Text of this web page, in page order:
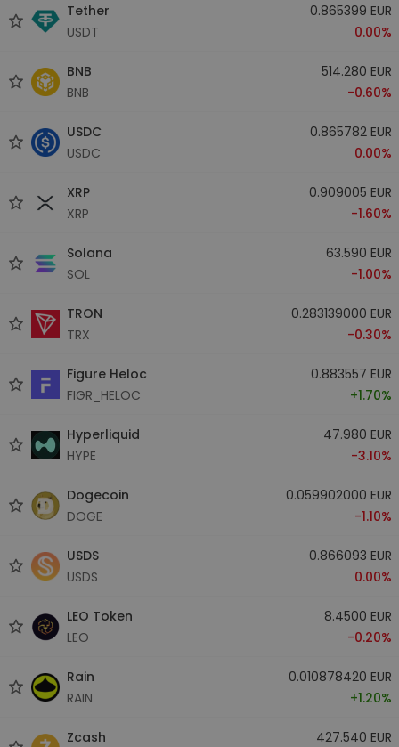
Tether
USDT
0.865399 EUR
0.00%
BNB
BNB
514.280 EUR
-0.60%
USDC
USDC
0.865782 EUR
0.00%
XRP
XRP
0.909005 EUR
-1.60%
Solana
SOL
63.590 EUR
-1.00%
TRON
TRX
0.283139000 EUR
-0.30%
Figure Heloc
FIGR_HELOC
0.883557 EUR
+1.70%
Hyperliquid
HYPE
47.980 EUR
-3.10%
Dogecoin
DOGE
0.059902000 EUR
-1.10%
USDS
USDS
0.866093 EUR
0.00%
LEO Token
LEO
8.4500 EUR
-0.20%
Rain
RAIN
0.010878420 EUR
+1.20%
Zcash
427.540 EUR